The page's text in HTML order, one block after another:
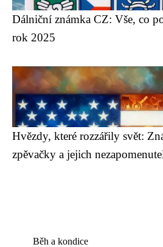
Dálniční známka CZ: Vše, co
rok 2025
Hvězdy, které rozzářily svět:
zpěvačky a jejich
Běh a kondice